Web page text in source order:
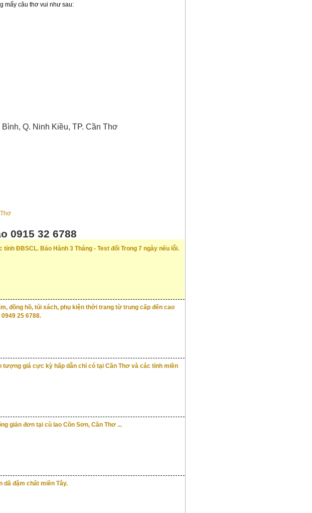
mấy câu thơ vui như sau:
Q. Ninh Kiều, TP. Cần Thơ
0915 32 6788
ĐBSCL. Bảo Hành 3 Tháng - Test đổi Trong 7 ngày nếu lỗi.
đồng hồ, túi xách, phụ kiện thời trang từ trung cấp đến cao
25 6788.
tượng giá cực kỳ hấp dẫn chỉ có tại Cần Thơ và các tỉnh miền
giản đơn tại cù lao Cồn Sơn, Cần Thơ ...
dã đậm chất miền Tây.